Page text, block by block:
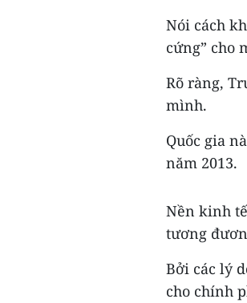
Nói cách
cứng” cho
Rõ ràng,
mình.
Quốc gia
năm 2013.
Nền kinh
tương
Bởi các lý
cho chính